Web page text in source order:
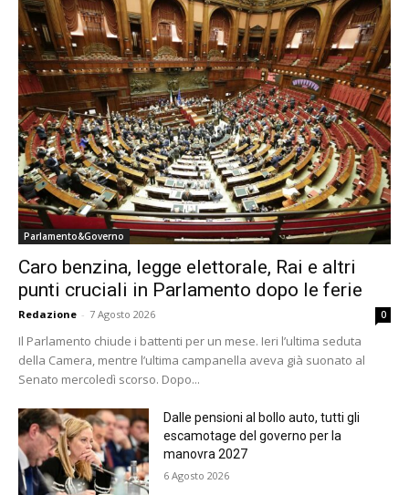
Parlamento&Governo
Caro benzina, legge elettorale, Rai e altri
punti cruciali in Parlamento dopo le ferie
Redazione - 7 Agosto 2026 0
Il Parlamento chiude i battenti per un mese. Ieri l’ultima seduta
della Camera, mentre l’ultima campanella aveva già suonato al
Senato mercoledì scorso. Dopo...
Dalle pensioni al bollo auto, tutti gli
escamotage del governo per la
manovra 2027
6 Agosto 2026